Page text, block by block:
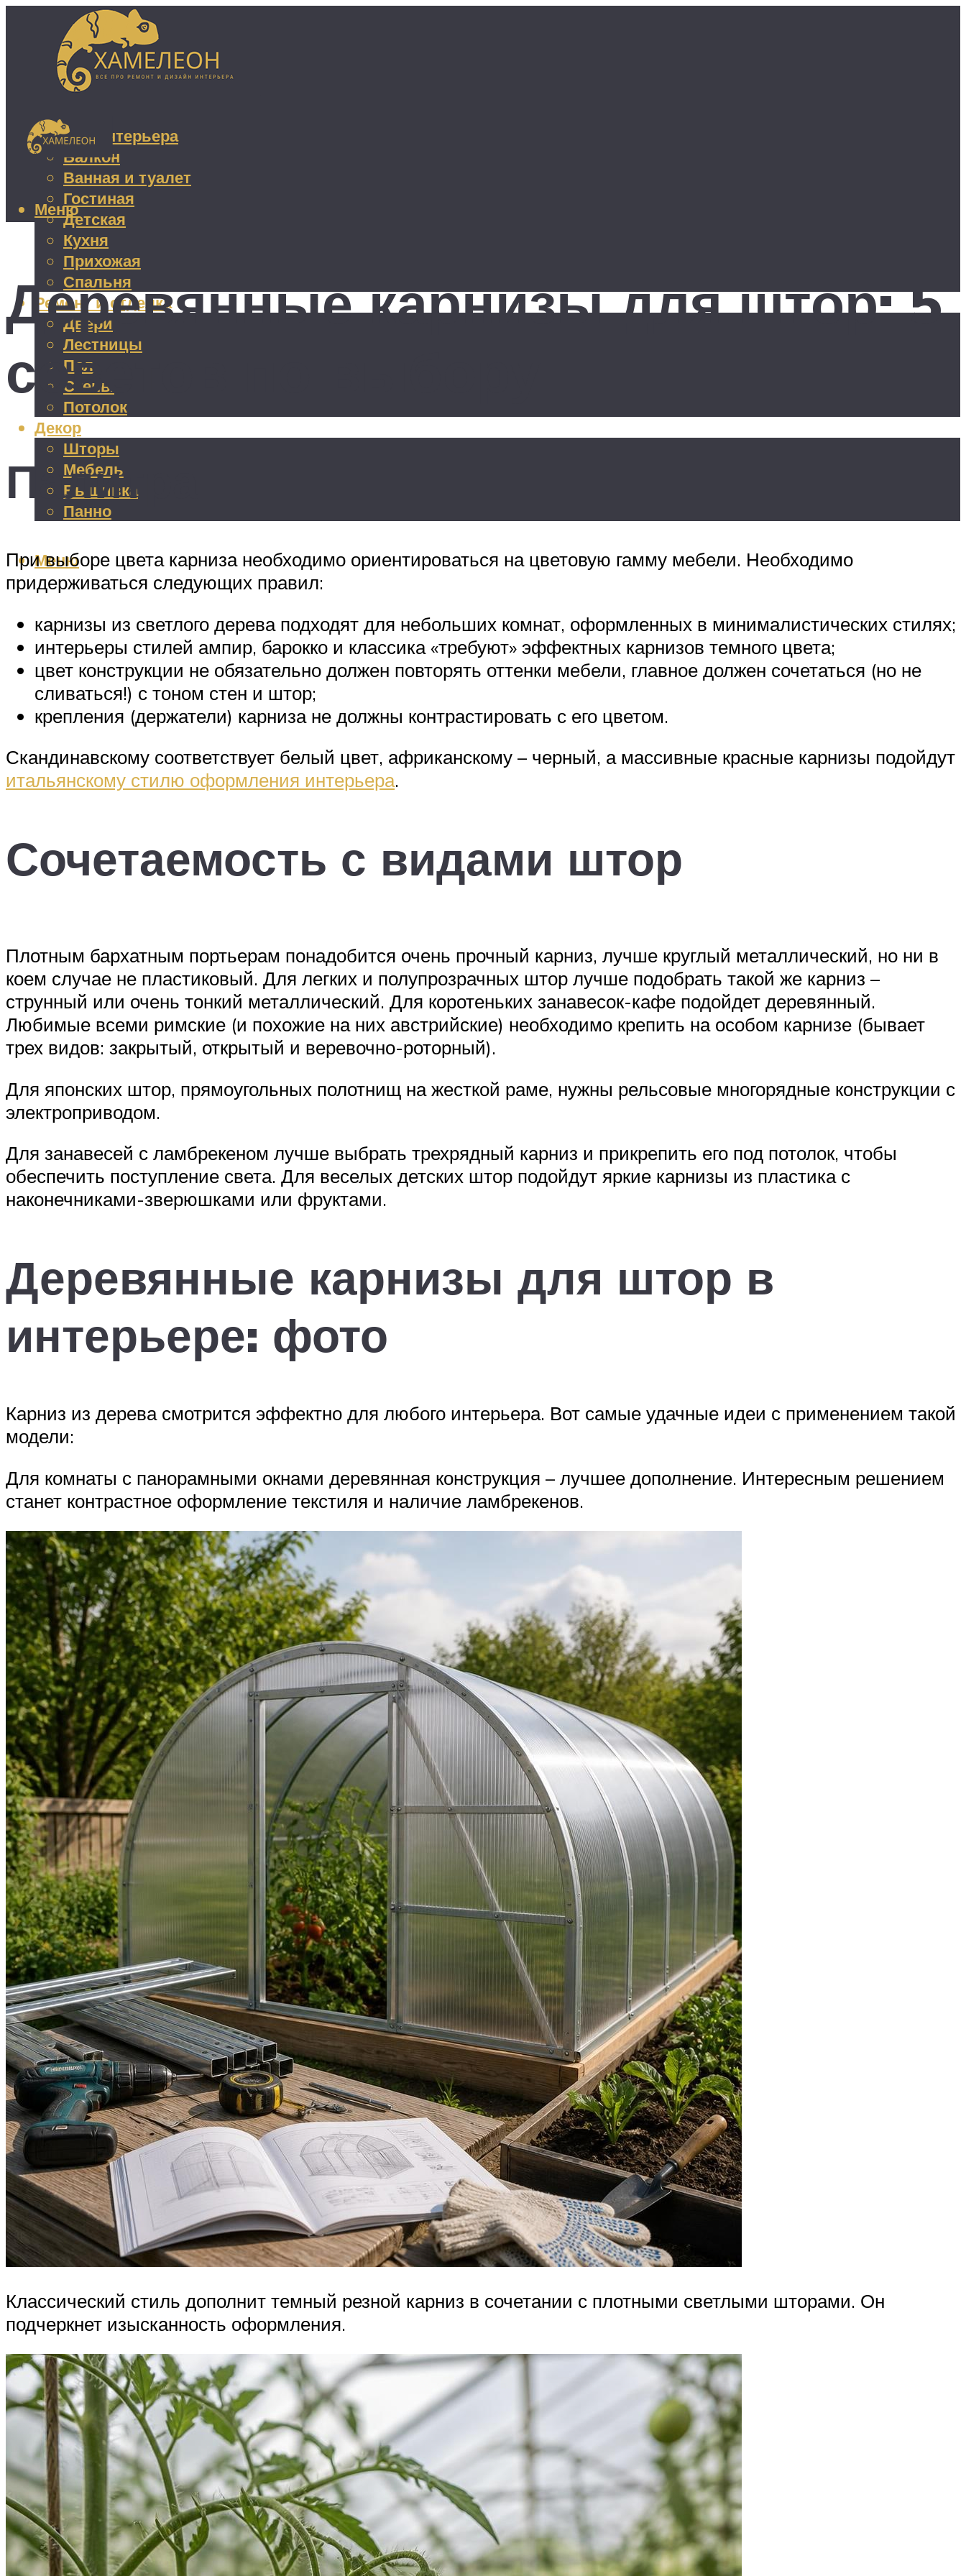
Дизайн интерьера
Балкон
Ванная и туалет
Гостиная
Детская
Кухня
Прихожая
Спальня
Ремонт и отделка
Двери
Лестницы
Пол
Стены
Потолок
Декор
Шторы
Мебель
Вышивка
Панно
Меню
Меню
Деревянные карнизы для штор: 5
советов по выбору
Палитра
При выборе цвета карниза необходимо ориентироваться на цветовую гамму мебели. Необходимо
придерживаться следующих правил:
карнизы из светлого дерева подходят для небольших комнат, оформленных в минималистических стилях;
интерьеры стилей ампир, барокко и классика «требуют» эффектных карнизов темного цвета;
цвет конструкции не обязательно должен повторять оттенки мебели, главное должен сочетаться (но не
сливаться!) с тоном стен и штор;
крепления (держатели) карниза не должны контрастировать с его цветом.
Скандинавскому соответствует белый цвет, африканскому – черный, а массивные красные карнизы подойдут
итальянскому стилю оформления интерьера.
Сочетаемость с видами штор
Плотным бархатным портьерам понадобится очень прочный карниз, лучше круглый металлический, но ни в
коем случае не пластиковый. Для легких и полупрозрачных штор лучше подобрать такой же карниз –
струнный или очень тонкий металлический. Для коротеньких занавесок-кафе подойдет деревянный.
Любимые всеми римские (и похожие на них австрийские) необходимо крепить на особом карнизе (бывает
трех видов: закрытый, открытый и веревочно-роторный).
Для японских штор, прямоугольных полотнищ на жесткой раме, нужны рельсовые многорядные конструкции с
электроприводом.
Для занавесей с ламбрекеном лучше выбрать трехрядный карниз и прикрепить его под потолок, чтобы
обеспечить поступление света. Для веселых детских штор подойдут яркие карнизы из пластика с
наконечниками-зверюшками или фруктами.
Деревянные карнизы для штор в
интерьере: фото
Карниз из дерева смотрится эффектно для любого интерьера. Вот самые удачные идеи с применением такой
модели:
Для комнаты с панорамными окнами деревянная конструкция – лучшее дополнение. Интересным решением
станет контрастное оформление текстиля и наличие ламбрекенов.
Классический стиль дополнит темный резной карниз в сочетании с плотными светлыми шторами. Он
подчеркнет изысканность оформления.